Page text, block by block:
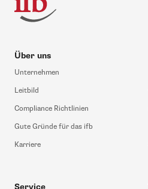
Über uns
Unternehmen
Leitbild
Compliance Richtlinien
Gute Gründe für das ifb
Karriere